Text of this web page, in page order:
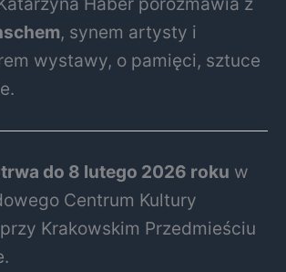
, synem artysty i
wystawy, o pamięci, sztuce
do 8 lutego 2026 roku w
Centrum Kultury
przy Krakowskim Przedmieściu